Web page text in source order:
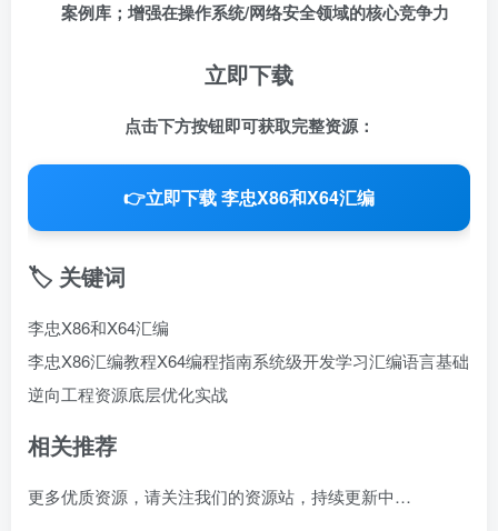
案例库；增强在操作系统/网络安全领域的核心竞争力
立即下载
点击下方按钮即可获取完整资源：
👉立即下载 李忠X86和X64汇编
🏷️ 关键词
李忠X86和X64汇编
李忠X86汇编教程X64编程指南系统级开发学习汇编语言基础
逆向工程资源底层优化实战
相关推荐
更多优质资源，请关注我们的资源站，持续更新中…